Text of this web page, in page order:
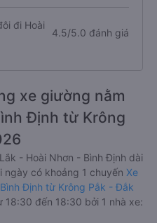
đi Hoài
4.5/5.0 đánh giá
xe giường nằm
Định từ Krông
- Hoài Nhơn - Bình Định dài
ngày có khoảng 1 chuyến Xe
Định từ Krông Pắk - Đắk
18:30 đến 18:30 bởi 1 nhà xe: